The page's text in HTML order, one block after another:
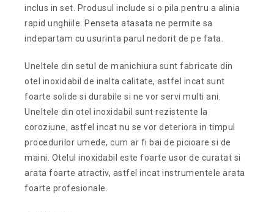
inclus in set. Produsul include si o pila pentru a alinia
rapid unghiile. Penseta atasata ne permite sa
indepartam cu usurinta parul nedorit de pe fata.
Uneltele din setul de manichiura sunt fabricate din
otel inoxidabil de inalta calitate, astfel incat sunt
foarte solide si durabile si ne vor servi multi ani.
Uneltele din otel inoxidabil sunt rezistente la
coroziune, astfel incat nu se vor deteriora in timpul
procedurilor umede, cum ar fi bai de picioare si de
maini. Otelul inoxidabil este foarte usor de curatat si
arata foarte atractiv, astfel incat instrumentele arata
foarte profesionale.